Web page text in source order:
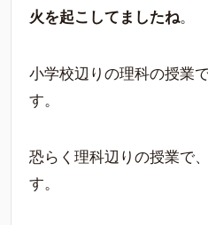
火を起こしてましたね。
小学校辺りの理科の授業
す。
恐らく理科辺りの授業で
す。